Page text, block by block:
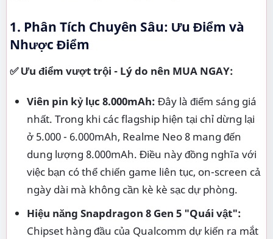
1. Phân Tích Chuyên Sâu: Ưu Điểm và
Nhược Điểm
✅ Ưu điểm vượt trội - Lý do nên MUA NGAY:
Viên pin kỷ lục 8.000mAh: Đây là điểm sáng giá
nhất. Trong khi các flagship hiện tại chỉ dừng lại
ở 5.000 - 6.000mAh, Realme Neo 8 mang đến
dung lượng 8.000mAh. Điều này đồng nghĩa với
việc bạn có thể chiến game liên tục, on-screen cả
ngày dài mà không cần kè kè sạc dự phòng.
Hiệu năng Snapdragon 8 Gen 5 "Quái vật":
Chipset hàng đầu của Qualcomm dự kiến ra mắt